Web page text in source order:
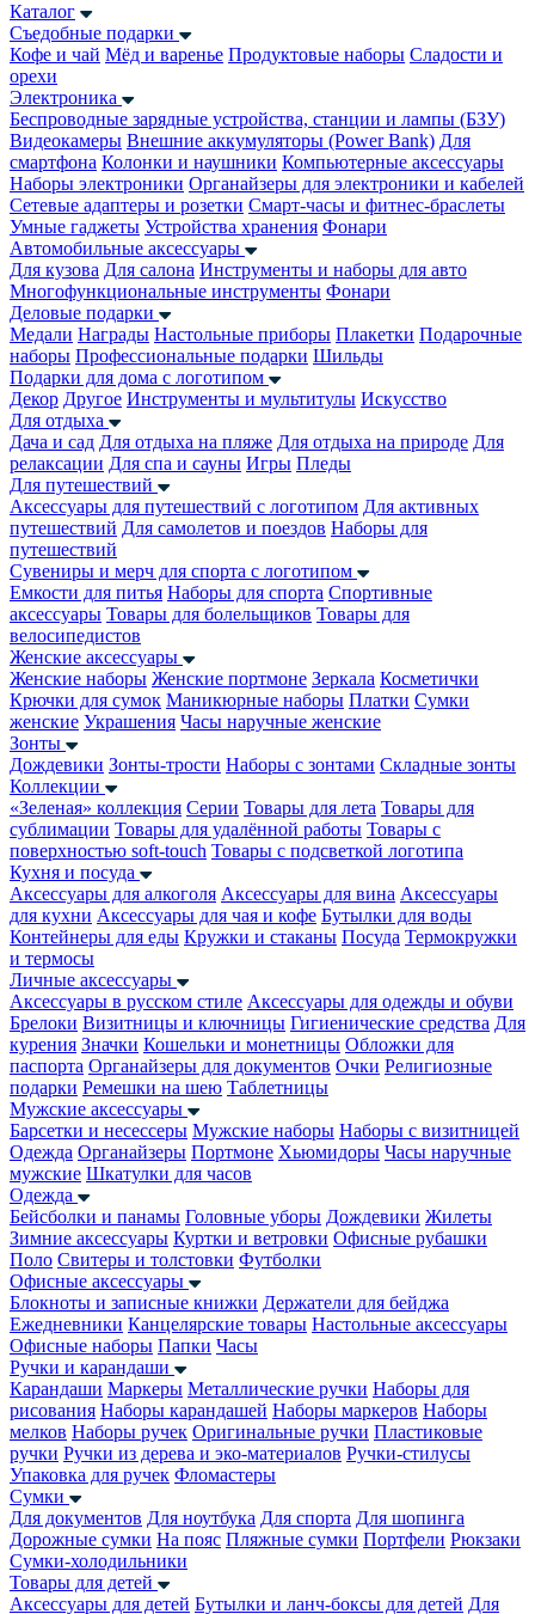
Каталог
Съедобные подарки
Кофе и чай Мёд и варенье Продуктовые наборы Сладости и
орехи
Электроника
Беспроводные зарядные устройства, станции и лампы (БЗУ)
Видеокамеры Внешние аккумуляторы (Power Bank) Для
смартфона Колонки и наушники Компьютерные аксессуары
Наборы электроники Органайзеры для электроники и кабелей
Сетевые адаптеры и розетки Смарт-часы и фитнес-браслеты
Умные гаджеты Устройства хранения Фонари
Автомобильные аксессуары
Для кузова Для салона Инструменты и наборы для авто
Многофункциональные инструменты Фонари
Деловые подарки
Медали Награды Настольные приборы Плакетки Подарочные
наборы Профессиональные подарки Шильды
Подарки для дома с логотипом
Декор Другое Инструменты и мультитулы Искусство
Для отдыха
Дача и сад Для отдыха на пляже Для отдыха на природе Для
релаксации Для спа и сауны Игры Пледы
Для путешествий
Аксессуары для путешествий с логотипом Для активных
путешествий Для самолетов и поездов Наборы для
путешествий
Сувениры и мерч для спорта с логотипом
Емкости для питья Наборы для спорта Спортивные
аксессуары Товары для болельщиков Товары для
велосипедистов
Женские аксессуары
Женские наборы Женские портмоне Зеркала Косметички
Крючки для сумок Маникюрные наборы Платки Сумки
женские Украшения Часы наручные женские
Зонты
Дождевики Зонты-трости Наборы с зонтами Складные зонты
Коллекции
«Зеленая» коллекция Серии Товары для лета Товары для
сублимации Товары для удалённой работы Товары с
поверхностью soft-touch Товары с подсветкой логотипа
Кухня и посуда
Аксессуары для алкоголя Аксессуары для вина Аксессуары
для кухни Аксессуары для чая и кофе Бутылки для воды
Контейнеры для еды Кружки и стаканы Посуда Термокружки
и термосы
Личные аксессуары
Аксессуары в русском стиле Аксессуары для одежды и обуви
Брелоки Визитницы и ключницы Гигиенические средства Для
курения Значки Кошельки и монетницы Обложки для
паспорта Органайзеры для документов Очки Религиозные
подарки Ремешки на шею Таблетницы
Мужские аксессуары
Барсетки и несессеры Мужские наборы Наборы с визитницей
Одежда Органайзеры Портмоне Хьюмидоры Часы наручные
мужские Шкатулки для часов
Одежда
Бейсболки и панамы Головные уборы Дождевики Жилеты
Зимние аксессуары Куртки и ветровки Офисные рубашки
Поло Свитеры и толстовки Футболки
Офисные аксессуары
Блокноты и записные книжки Держатели для бейджа
Ежедневники Канцелярские товары Настольные аксессуары
Офисные наборы Папки Часы
Ручки и карандаши
Карандаши Маркеры Металлические ручки Наборы для
рисования Наборы карандашей Наборы маркеров Наборы
мелков Наборы ручек Оригинальные ручки Пластиковые
ручки Ручки из дерева и эко-материалов Ручки-стилусы
Упаковка для ручек Фломастеры
Сумки
Для документов Для ноутбука Для спорта Для шопинга
Дорожные сумки На пояс Пляжные сумки Портфели Рюкзаки
Сумки-холодильники
Товары для детей
Аксессуары для детей Бутылки и ланч-боксы для детей Для